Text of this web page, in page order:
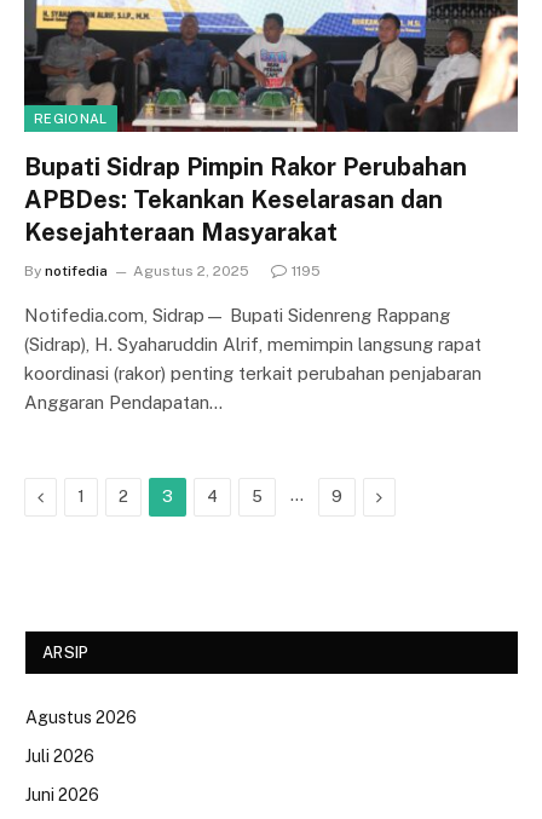
REGIONAL
Bupati Sidrap Pimpin Rakor Perubahan
APBDes: Tekankan Keselarasan dan
Kesejahteraan Masyarakat
By notifedia Agustus 2, 2025 1195
Notifedia.com, Sidrap— Bupati Sidenreng Rappang
(Sidrap), H. Syaharuddin Alrif, memimpin langsung rapat
koordinasi (rakor) penting terkait perubahan penjabaran
Anggaran Pendapatan…
Previous
1 2 3 4 5 … 9 Next
ARSIP
Agustus 2026
Juli 2026
Juni 2026